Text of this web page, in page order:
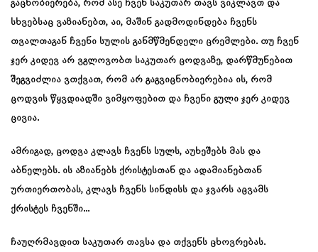
გაცნობიერება, რომ ასე ჩვენ საკუთარ თავს ვიკლავთ და
სხვებსაც ვაზიანებთ, აი, მაშინ გადმოდინდება ჩვენს
თვალთაგან ჩვენი სულის განმწმენდელი ცრემლები. თუ ჩვენ
ჯერ კიდევ არ ვგლოვობთ საკუთარ ცოდვაზე, დარწმუნებით
შეგვიძლია ვთქვათ, რომ არ გაგვიცნობიერებია ის, რომ
ცოდვის წყვდიადში ვიმყოფებით და ჩვენი გული ჯერ კიდევ
ცივია.
ამრიგად, ცოდვა კლავს ჩვენს სულს, აუხეშებს მას და
აბნელებს. ის აზიანებს ქრისტესთან და ადამიანებთან
ურთიერთობას, კლავს ჩვენს სინდისს და ჯვარს აცვამს
ქრისტეს ჩვენში…
ჩაუღრმავდით საკუთარ თავსა და თქვენს ცხოვრებას.